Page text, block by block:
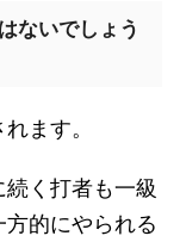
ないでしょう
ます。
く打者も一級
的にやられる